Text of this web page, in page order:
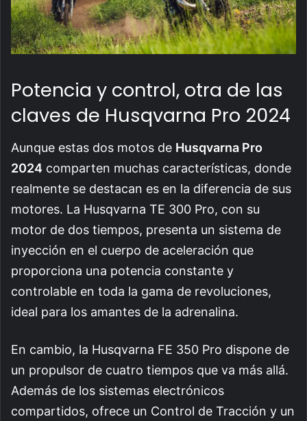
Potencia y control, otra de las
claves de Husqvarna Pro 2024
Aunque estas dos motos de Husqvarna Pro
2024 comparten muchas características, donde
realmente se destacan es en la diferencia de sus
motores. La Husqvarna TE 300 Pro, con su
motor de dos tiempos, presenta un sistema de
inyección en el cuerpo de aceleración que
proporciona una potencia constante y
controlable en toda la gama de revoluciones,
ideal para los amantes de la adrenalina.
En cambio, la Husqvarna FE 350 Pro dispone de
un propulsor de cuatro tiempos que va más allá.
Además de los sistemas electrónicos
compartidos, ofrece un Control de Tracción y un